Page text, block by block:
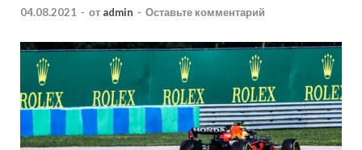
04.08.2021 - от admin - Оставьте комментарий